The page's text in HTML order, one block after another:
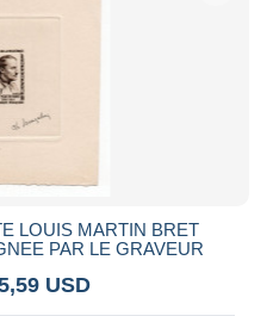
LOUIS MARTIN BRET
PAR LE GRAVEUR
USD